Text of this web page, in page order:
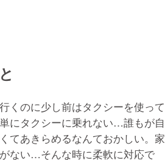
くのに少し前はタクシーを使って
にタクシーに乗れない…誰もが自
てあきらめるなんておかしい。家
ない…そんな時に柔軟に対応で